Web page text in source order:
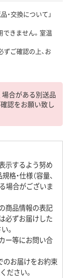
・交換について」
できません。室温
ずご確認の上、お
合がある別送品
認をお願い致し
示するよう努め
・仕様（容量、
場合がございま
商品情報の表記
必ずお届けした
。
ー等にお問い合
のお届けをお約束
ださい。